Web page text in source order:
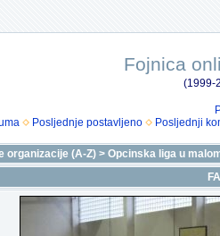
Fojnica
(1999-
Posljednje postavljeno Posljednji
organizacije (A-Z) > Opcinska liga u